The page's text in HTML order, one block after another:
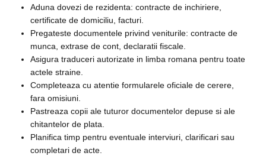
Aduna dovezi de rezidenta: contracte de inchiriere,
certificate de domiciliu, facturi.
Pregateste documentele privind veniturile: contracte de
munca, extrase de cont, declaratii fiscale.
Asigura traduceri autorizate in limba romana pentru toate
actele straine.
Completeaza cu atentie formularele oficiale de cerere,
fara omisiuni.
Pastreaza copii ale tuturor documentelor depuse si ale
chitantelor de plata.
Planifica timp pentru eventuale interviuri, clarificari sau
completari de acte.